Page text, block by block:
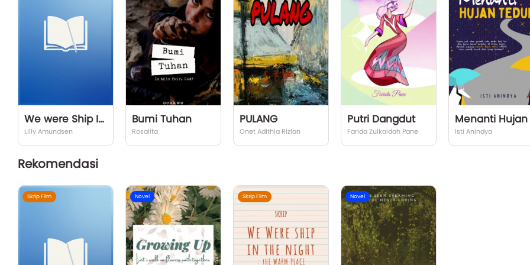
We were Ship In The Night : The Warm Place
Lilly Amundsen
Bumi Tuhan
Rosalita
PULANG
Onet Adithia Rizlan
Putri Dangdut
Farida Zulkaidah Pane Isti Anindya
Rekomendasi
Skrip Film Novel Skrip Film Novel